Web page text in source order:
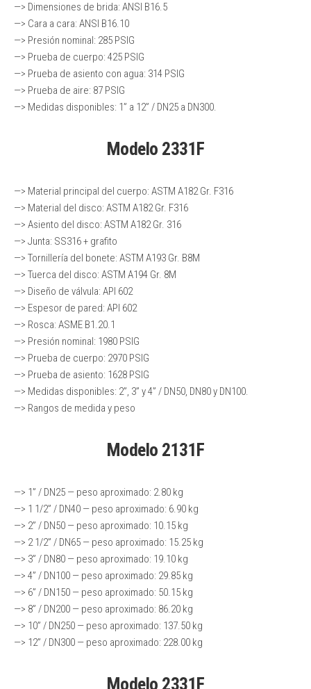
—> Dimensiones de brida: ANSI B16.5
—> Cara a cara: ANSI B16.10
—> Presión nominal: 285 PSIG
—> Prueba de cuerpo: 425 PSIG
—> Prueba de asiento con agua: 314 PSIG
—> Prueba de aire: 87 PSIG
—> Medidas disponibles: 1” a 12” / DN25 a DN300.
Modelo 2331F
—> Material principal del cuerpo: ASTM A182 Gr. F316
—> Material del disco: ASTM A182 Gr. F316
—> Asiento del disco: ASTM A182 Gr. 316
—> Junta: SS316 + grafito
—> Tornillería del bonete: ASTM A193 Gr. B8M
—> Tuerca del disco: ASTM A194 Gr. 8M
—> Diseño de válvula: API 602
—> Espesor de pared: API 602
—> Rosca: ASME B1.20.1
—> Presión nominal: 1980 PSIG
—> Prueba de cuerpo: 2970 PSIG
—> Prueba de asiento: 1628 PSIG
—> Medidas disponibles: 2”, 3” y 4” / DN50, DN80 y DN100.
—> Rangos de medida y peso
Modelo 2131F
—> 1” / DN25 — peso aproximado: 2.80 kg
—> 1 1/2” / DN40 — peso aproximado: 6.90 kg
—> 2” / DN50 — peso aproximado: 10.15 kg
—> 2 1/2” / DN65 — peso aproximado: 15.25 kg
—> 3” / DN80 — peso aproximado: 19.10 kg
—> 4” / DN100 — peso aproximado: 29.85 kg
—> 6” / DN150 — peso aproximado: 50.15 kg
—> 8” / DN200 — peso aproximado: 86.20 kg
—> 10” / DN250 — peso aproximado: 137.50 kg
—> 12” / DN300 — peso aproximado: 228.00 kg
Modelo 2331F